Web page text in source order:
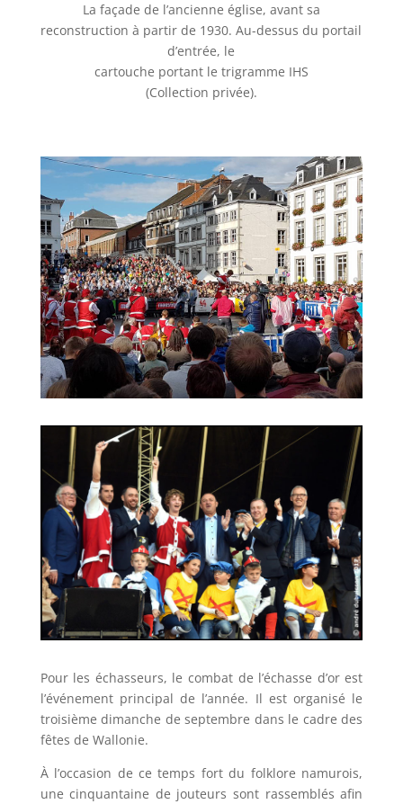
La façade de l’ancienne église, avant sa
reconstruction à partir de 1930. Au-dessus du portail
d’entrée, le
cartouche portant le trigramme IHS
(Collection privée).
Pour les échasseurs, le combat de l’échasse d’or est
l’événement principal de l’année. Il est organisé le
troisième dimanche de septembre dans le cadre des
fêtes de Wallonie.
À l’occasion de ce temps fort du folklore namurois,
une cinquantaine de jouteurs sont rassemblés afin